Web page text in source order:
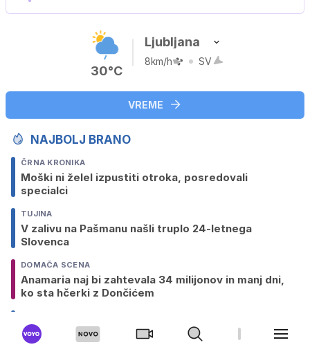
30°C
Ljubljana
8km/h SV
VREME
NAJBOLJ BRANO
ČRNA KRONIKA
Moški ni želel izpustiti otroka, posredovali
specialci
TUJINA
V zalivu na Pašmanu našli truplo 24-letnega
Slovenca
DOMAČA SCENA
Anamaria naj bi zahtevala 34 milijonov in manj dni,
ko sta hčerki z Dončićem
Sedem držav kritičnih zaradi slovenske blokade pri
imenovanju Fajonove